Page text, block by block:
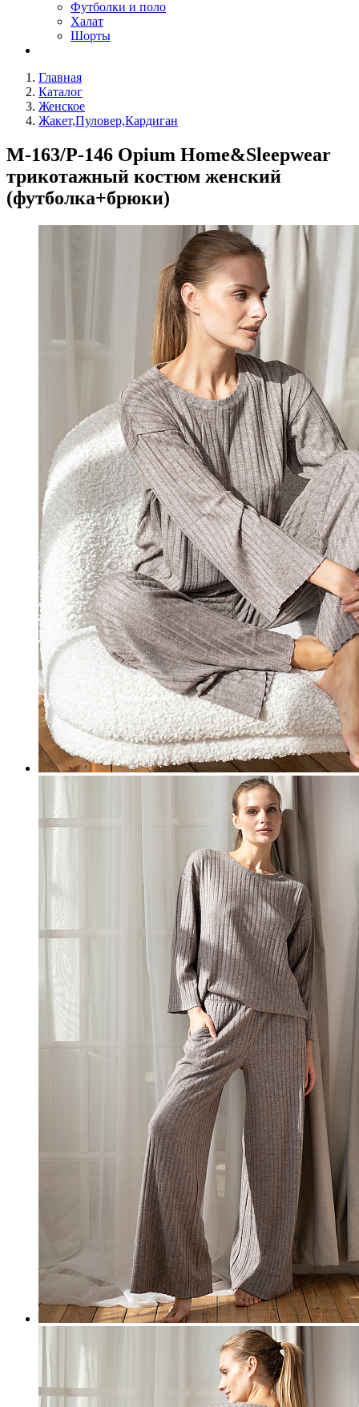
Футболки и поло
Халат
Шорты
Главная
Каталог
Женское
Жакет,Пуловер,Кардиган
M-163/P-146 Opium Home&Sleepwear
трикотажный костюм женский
(футболка+брюки)